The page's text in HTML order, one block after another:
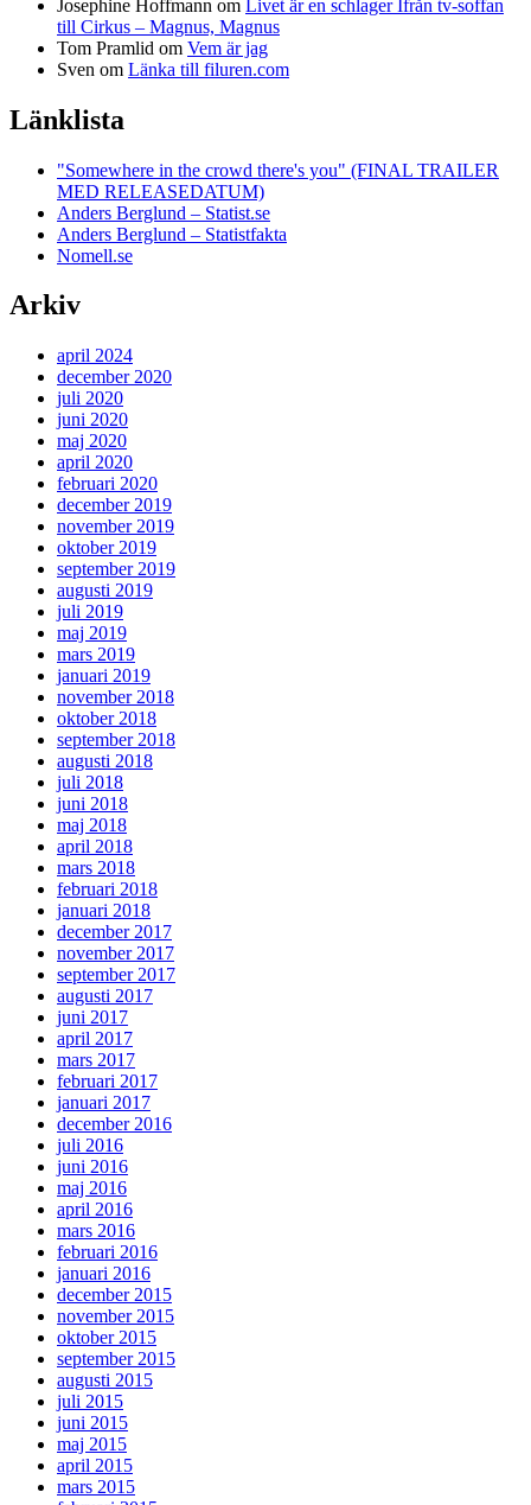
Josephine Hoffmann om
Livet är en schlager Ifrån tv-soffan
till Cirkus – Magnus, Magnus
Tom Pramlid om Vem är jag
Sven om Länka till filuren.com
Länklista
"Somewhere in the crowd there's you" (FINAL TRAILER
MED RELEASEDATUM)
Anders Berglund – Statist.se
Anders Berglund – Statistfakta
Nomell.se
Arkiv
april 2024
december 2020
juli 2020
juni 2020
maj 2020
april 2020
februari 2020
december 2019
november 2019
oktober 2019
september 2019
augusti 2019
juli 2019
maj 2019
mars 2019
januari 2019
november 2018
oktober 2018
september 2018
augusti 2018
juli 2018
juni 2018
maj 2018
april 2018
mars 2018
februari 2018
januari 2018
december 2017
november 2017
september 2017
augusti 2017
juni 2017
april 2017
mars 2017
februari 2017
januari 2017
december 2016
juli 2016
juni 2016
maj 2016
april 2016
mars 2016
februari 2016
januari 2016
december 2015
november 2015
oktober 2015
september 2015
augusti 2015
juli 2015
juni 2015
maj 2015
april 2015
mars 2015